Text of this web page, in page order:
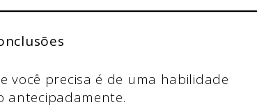
você precisa é de uma habilidade
antecipadamente.